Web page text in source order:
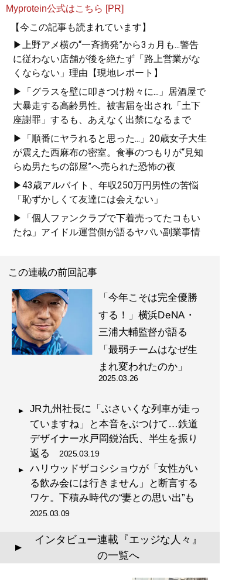
Myprotein公式はこちら [PR]
【今この記事も読まれています】
▶上野アメ横の“一斉摘発”から3ヵ月も...警告
に従わない店舗が後を絶たず「路上営業がな
くならない」理由【現地レポート】
▶「グラスを壁に叩きつけ粉々に...」居酒屋で
大暴走する高齢男性。被害届を出され「土下
座謝罪」するも、あえなく出禁になるまで
▶「順番にヤラれると思った...」20歳女子大生
が震えた西麻布の密室。食事のつもりが“見知
らぬ男たちの部屋”へ売られた恐怖の夜
▶43歳アルバイト、年収250万円男性の苦悩
「恥ずかしくて友達には会えない」
▶「個人ファンクラブで下着売ってたコもい
たね」アイドル運営側が語るヤバい副業事情
この連載の前回記事
「今年こそは完全優勝
する！」横浜DeNA・
三浦大輔監督が語る
「最弱チームはなぜ生
まれ変われたのか」
2025.03.26
JR九州社長に「ぶさいくな列車が走っ
ていますね」と本音をぶつけて…鉄道
デザイナー水戸岡鋭治氏、半生を振り
返る
2025.03.19
ハリウッドザコシショウが「女性がい
る飲み会には行きません」と断言する
ワケ。下積み時代の“妻との思い出”も
2025.03.09
▲
インタビュー連載『エッジな人々』
の一覧へ